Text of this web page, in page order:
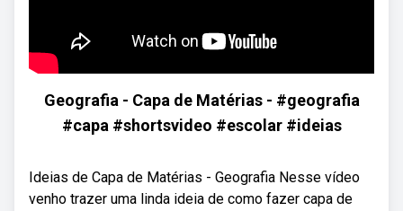
Geografia - Capa de Matérias - #geografia
#capa #shortsvideo #escolar #ideias
Ideias de Capa de Matérias - Geografia Nesse vídeo
venho trazer uma linda ideia de como fazer capa de